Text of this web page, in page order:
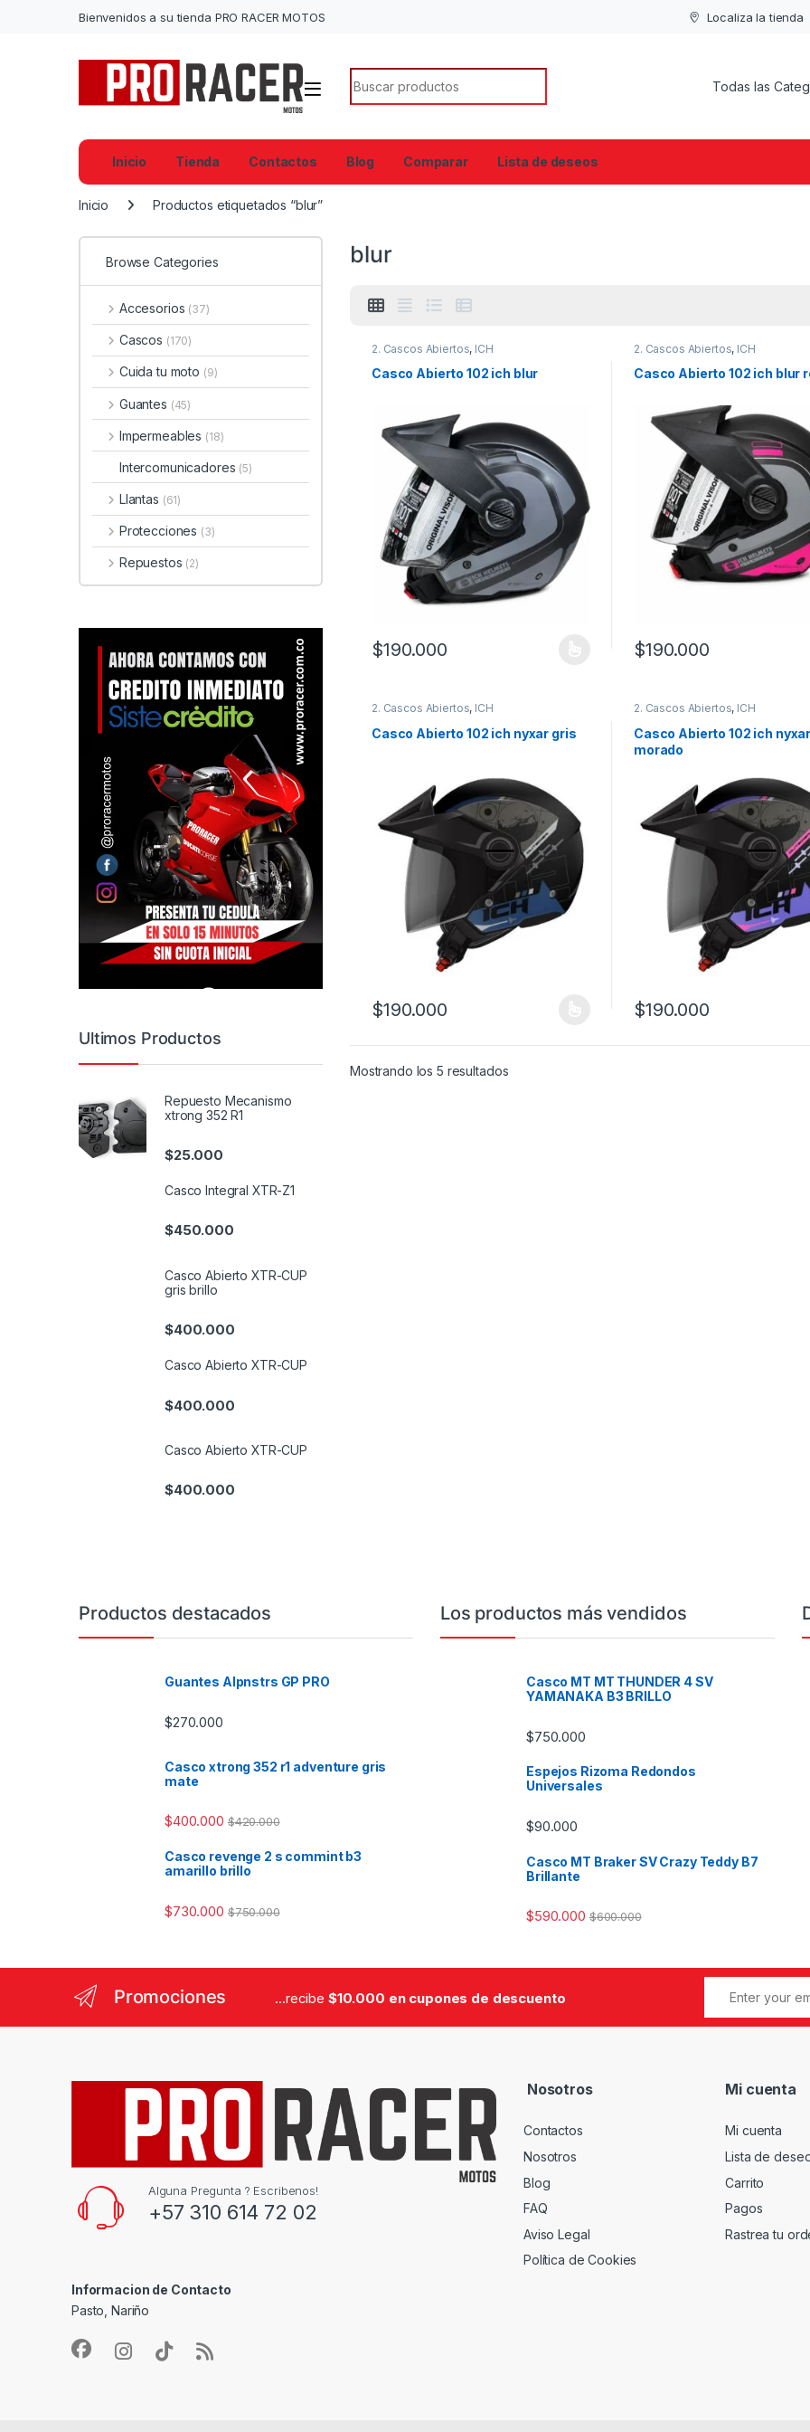
Bienvenidos a su tienda PRO RACER MOTOS Localiza la tienda
Search for:
Inicio Tienda Contactos Blog Comparar Lista de deseos
Inicio Productos etiquetados “blur”
blur
2. Cascos Abiertos, ICH
Casco Abierto 102 ich blur
$190.000
Este producto tiene múltiples variantes. Las opciones se pueden elegir
2. Cascos Abiertos, ICH
Casco Abierto 102 ich blur
$190.000
Este producto tiene múltiples
2. Cascos Abiertos, ICH
Casco Abierto 102 ich nyxar gris
$190.000
Este producto tiene múltiples variantes. Las opciones se pueden elegir en
2. Cascos Abiertos, ICH
Casco Abierto 102 ich nyxar
morado
$190.000
Este producto tiene múltiples
Mostrando los 5 resultados
Browse Categories
Accesorios (37)
Cascos (170)
Cuida tu moto (9)
Guantes (45)
Impermeables (18)
Intercomunicadores (5)
Llantas (61)
Protecciones (3)
Repuestos (2)
Ultimos Productos
Repuesto Mecanismo
xtrong 352 R1
$25.000
Casco Integral XTR-Z1
$450.000
Casco Abierto XTR-CUP
gris brillo
$400.000
Casco Abierto XTR-CUP
$400.000
Casco Abierto XTR-CUP
$400.000
Productos destacados
Guantes Alpnstrs GP PRO
$270.000
Casco xtrong 352 r1 adventure gris
mate
$400.000 $420.000
Casco revenge 2 s commint b3
amarillo brillo
$730.000 $750.000
Los productos más vendidos
Casco MT MT THUNDER 4 SV
YAMANAKA B3 BRILLO
$750.000
Espejos Rizoma Redondos
Universales
$90.000
Casco MT Braker SV Crazy Teddy B7
Brillante
$590.000 $600.000
Promociones ...recibe $10.000 en cupones de descuento
Alguna Pregunta ? Escribenos!
+57 310 614 72 02
Informacion de Contacto
Pasto, Nariño
Nosotros
Contactos
Nosotros
Blog
FAQ
Aviso Legal
Política de Cookies
Mi cuenta
Mi cuenta
Lista de
Carrito
Pagos
Rastrea tu